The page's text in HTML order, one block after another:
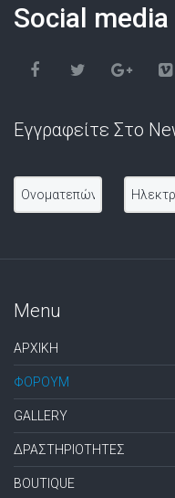
Social media
Εγγραφείτε Στο
Menu
ΑΡΧΙΚΗ
ΦΟΡΟΥΜ
GALLERY
ΔΡΑΣΤΗΡΙΟΤΗΤΕΣ
BOUTIQUE